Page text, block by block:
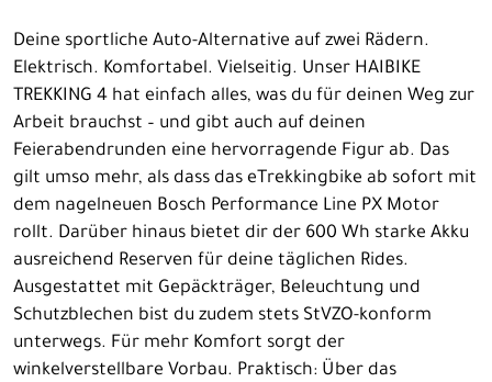
Deine sportliche Auto-Alternative auf zwei Rädern.
Elektrisch. Komfortabel. Vielseitig. Unser HAIBIKE
TREKKING 4 hat einfach alles, was du für deinen Weg zur
Arbeit brauchst – und gibt auch auf deinen
Feierabendrunden eine hervorragende Figur ab. Das
gilt umso mehr, als dass das eTrekkingbike ab sofort mit
dem nagelneuen Bosch Performance Line PX Motor
rollt. Darüber hinaus bietet dir der 600 Wh starke Akku
ausreichend Reserven für deine täglichen Rides.
Ausgestattet mit Gepäckträger, Beleuchtung und
Schutzblechen bist du zudem stets StVZO-konform
unterwegs. Für mehr Komfort sorgt der
winkelverstellbare Vorbau. Praktisch: Über das